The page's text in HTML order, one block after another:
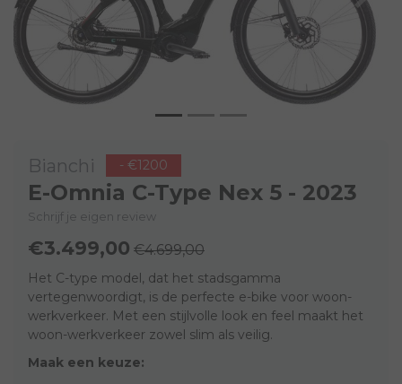
Vorige
Bianchi - €1200
E-Omnia C-Type Nex 5 - 2023
Schrijf je eigen review
€3.499,00 €4.699,00
Het C-type model, dat het stadsgamma
vertegenwoordigt, is de perfecte e-bike voor woon-
werkverkeer. Met een stijlvolle look en feel maakt het
woon-werkverkeer zowel slim als veilig.
Maak een keuze: